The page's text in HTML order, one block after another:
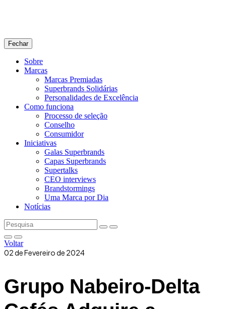
Fechar
Sobre
Marcas
Marcas Premiadas
Superbrands Solidárias
Personalidades de Excelência
Como funciona
Processo de seleção
Conselho
Consumidor
Iniciativas
Galas Superbrands
Capas Superbrands
Supertalks
CEO interviews
Brandstormings
Uma Marca por Dia
Notícias
Voltar
02 de Fevereiro de 2024
Grupo Nabeiro-Delta